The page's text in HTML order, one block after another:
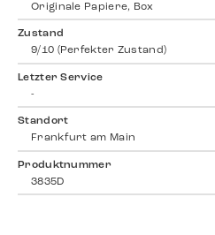
Originale Papiere, Box
Zustand
9/10 (Perfekter Zustand)
Letzter Service
-
Standort
Frankfurt am Main
Produktnummer
3835D